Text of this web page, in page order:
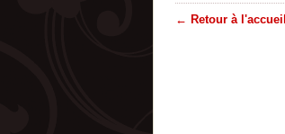
← Retour à l'accueil